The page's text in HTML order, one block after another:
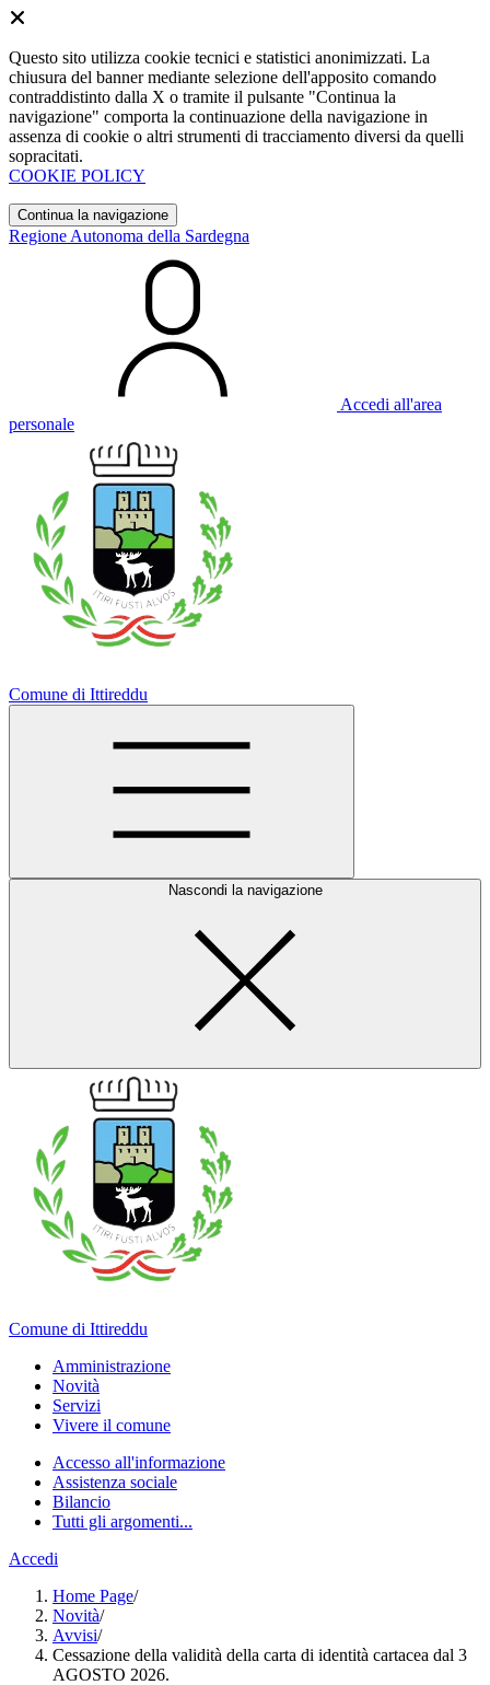
Questo sito utilizza cookie tecnici e statistici anonimizzati. La
chiusura del banner mediante selezione dell'apposito comando
contraddistinto dalla X o tramite il pulsante "Continua la
navigazione" comporta la continuazione della navigazione in
assenza di cookie o altri strumenti di tracciamento diversi da quelli
sopracitati.
COOKIE POLICY
Continua la navigazione
Regione Autonoma della Sardegna
Accedi all'area
personale
Comune di Ittireddu
Nascondi la navigazione
Comune di Ittireddu
Amministrazione
Novità
Servizi
Vivere il comune
Accesso all'informazione
Assistenza sociale
Bilancio
Tutti gli argomenti...
Accedi
Home Page/
Novità/
Avvisi/
Cessazione della validità della carta di identità cartacea dal 3
AGOSTO 2026.